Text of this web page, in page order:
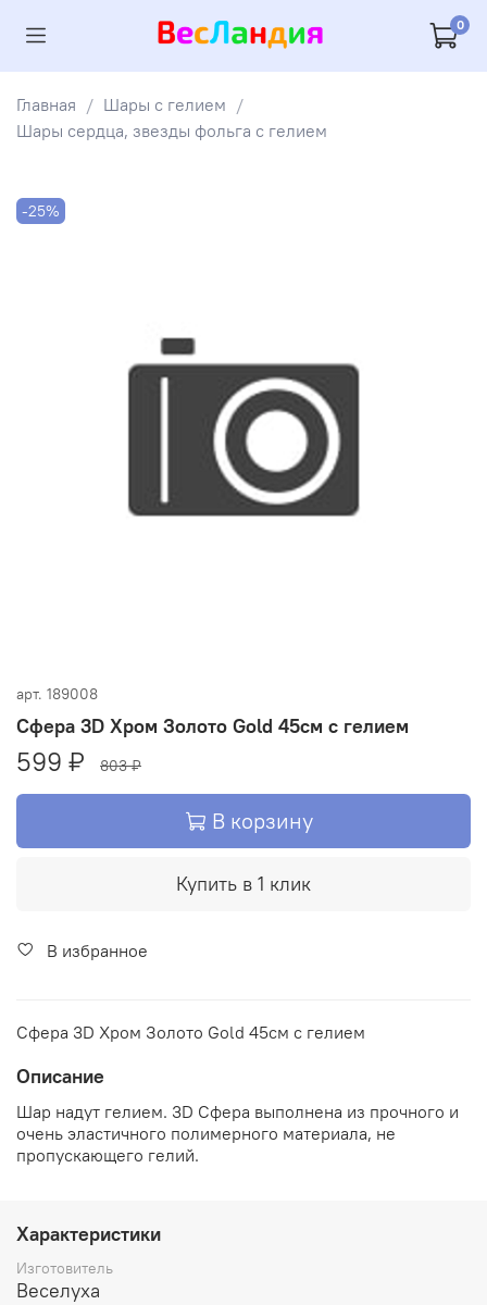
0
Главная
Шары с гелием
Шары сердца, звезды фольга с гелием
-25%
арт. 189008
Сфера 3D Хром Золото Gold 45см с гелием
599 ₽ 803 ₽
В корзину
Купить в 1 клик
В избранное
Сфера 3D Хром Золото Gold 45см с гелием
Описание
Шар надут гелием. 3D Сфера выполнена из прочного и
очень эластичного полимерного материала, не
пропускающего гелий.
Характеристики
Изготовитель
Веселуха